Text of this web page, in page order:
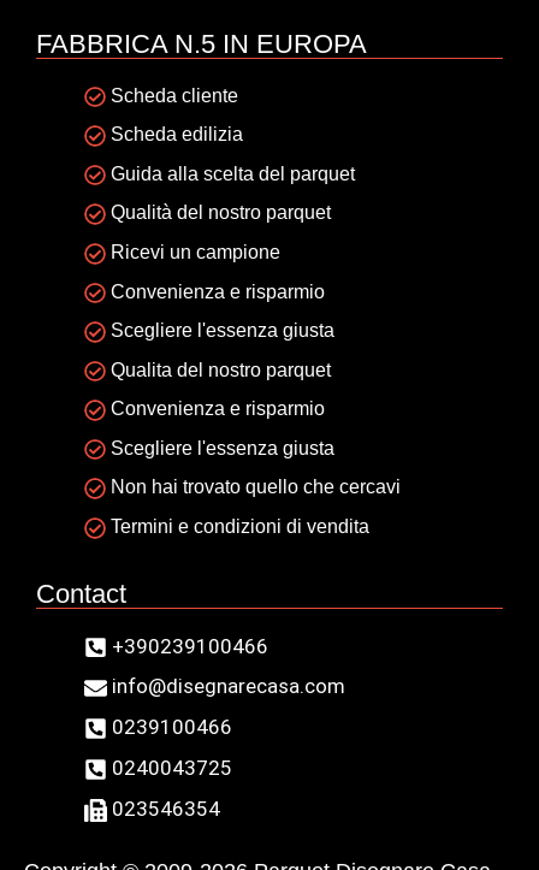
FABBRICA N.5 IN EUROPA
Scheda cliente
Scheda edilizia
Guida alla scelta del parquet
Qualità del nostro parquet
Ricevi un campione
Convenienza e risparmio
Scegliere l'essenza giusta
Qualita del nostro parquet
Convenienza e risparmio
Scegliere l'essenza giusta
Non hai trovato quello che cercavi
Termini e condizioni di vendita
Contact
+390239100466
info@disegnarecasa.com
0239100466
0240043725
023546354